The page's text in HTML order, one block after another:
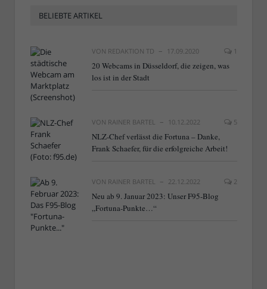
BELIEBTE ARTIKEL
VON REDAKTION TD 17.09.2020 1
20 Webcams in Düsseldorf, die zeigen, was
los ist in der Stadt
VON RAINER BARTEL 10.12.2022 5
NLZ-Chef verlässt die Fortuna – Danke,
Frank Schaefer, für die erfolgreiche Arbeit!
VON RAINER BARTEL 22.12.2022 2
Neu ab 9. Januar 2023: Unser F95-Blog
„Fortuna-Punkte…“